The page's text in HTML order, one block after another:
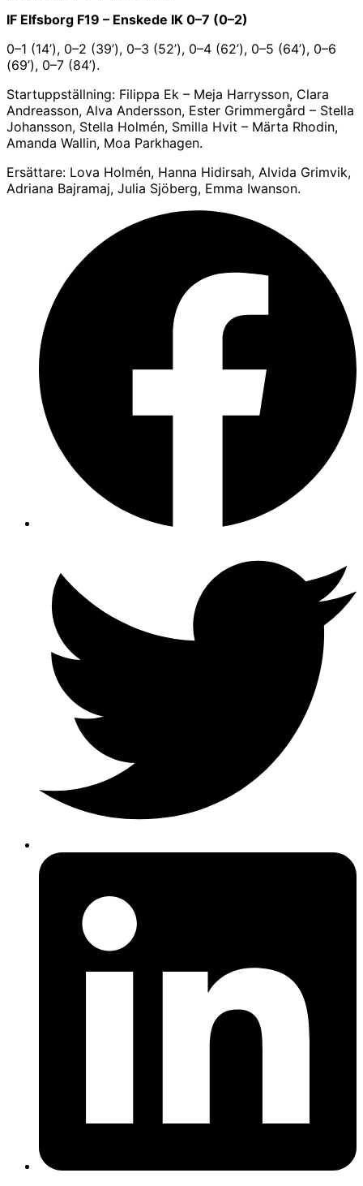
IF Elfsborg F19 – Enskede IK 0–7 (0–2)
0–1 (14’), 0–2 (39’), 0–3 (52’), 0–4 (62’), 0–5 (64’), 0–6
(69’), 0–7 (84’).
Startuppställning: Filippa Ek – Meja Harrysson, Clara
Andreasson, Alva Andersson, Ester Grimmergård – Stella
Johansson, Stella Holmén, Smilla Hvit – Märta Rhodin,
Amanda Wallin, Moa Parkhagen.
Ersättare: Lova Holmén, Hanna Hidirsah, Alvida Grimvik,
Adriana Bajramaj, Julia Sjöberg, Emma Iwanson.